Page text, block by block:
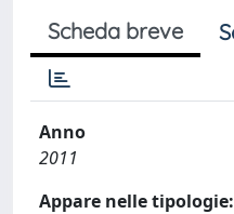
Scheda breve
Anno
2011
Appare nelle tipologie: